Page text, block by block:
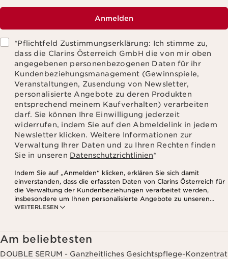
Anmelden
*Pflichtfeld Zustimmungserklärung: Ich stimme zu,
dass die Clarins Österreich GmbH die von mir oben
angegebenen personenbezogenen Daten für ihr
Kundenbeziehungsmanagement (Gewinnspiele,
Veranstaltungen, Zusendung von Newsletter,
personalisierte Angebote zu deren Produkten
entsprechend meinem Kaufverhalten) verarbeiten
darf. Sie können Ihre Einwilligung jederzeit
widerrufen, indem Sie auf den Abmeldelink in jedem
Newsletter klicken. Weitere Informationen zur
Verwaltung Ihrer Daten und zu Ihren Rechten finden
Sie in unseren Datenschutzrichtlinien*
WEITERLESEN
Indem Sie auf „Anmelden“ klicken, erklären Sie sich damit
einverstanden, dass die erfassten Daten von Clarins Österreich für
die Verwaltung der Kundenbeziehungen verarbeitet werden,
insbesondere um Ihnen personalisierte Angebote zu unseren
Produkten und Dienstleistungen entsprechend Ihrem
Websites Dritter, sowie für analytische Zwecke.
Am beliebtesten
DOUBLE SERUM - Ganzheitliches Gesichtspflege-Konzentrat